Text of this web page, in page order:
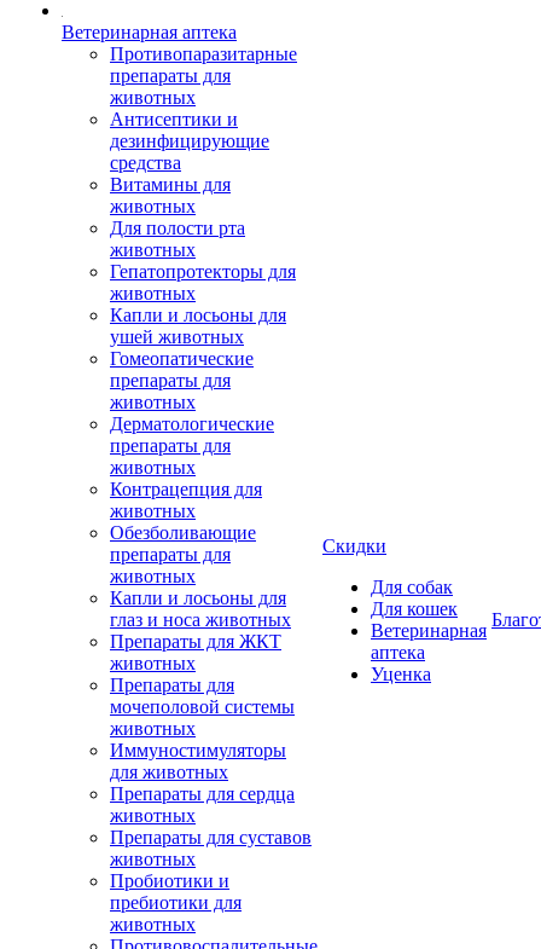
Ветеринарная аптека
Противопаразитарные
препараты для
животных
Антисептики и
дезинфицирующие
средства
Витамины для
животных
Для полости рта
животных
Гепатопротекторы для
животных
Капли и лосьоны для
ушей животных
Гомеопатические
препараты для
животных
Дерматологические
препараты для
животных
Контрацепция для
животных
Обезболивающие
препараты для
животных
Капли и лосьоны для
глаз и носа животных
Препараты для ЖКТ
животных
Препараты для
мочеполовой системы
животных
Иммуностимуляторы
для животных
Препараты для сердца
животных
Препараты для суставов
животных
Пробиотики и
пребиотики для
животных
Скидки
Для собак
Для кошек
Ветеринарная
аптека
Уценка